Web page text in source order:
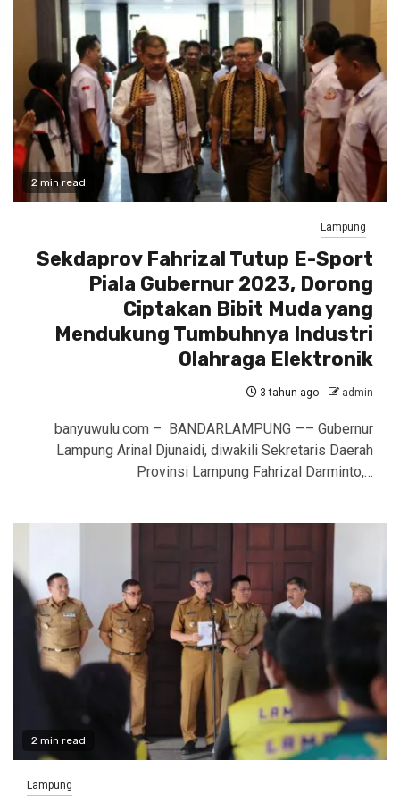
2 min read
Lampung
Sekdaprov Fahrizal Tutup E-Sport
Piala Gubernur 2023, Dorong
Ciptakan Bibit Muda yang
Mendukung Tumbuhnya Industri
Olahraga Elektronik
3 tahun ago admin
banyuwulu.com – BANDARLAMPUNG —– Gubernur
Lampung Arinal Djunaidi, diwakili Sekretaris Daerah
Provinsi Lampung Fahrizal Darminto,…
2 min read
Lampung